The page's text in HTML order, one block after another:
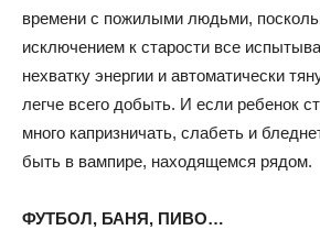
времени с пожилыми людьми,
исключением к старости все
нехватку энергии и автоматически
легче всего добыть. И если ребенок
много капризничать, слабеть и
быть в вампире, находящемся рядом.
ФУТБОЛ, БАНЯ, ПИВО…